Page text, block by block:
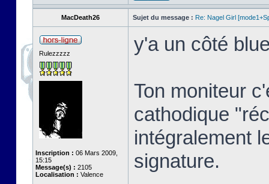
MacDeath26 Sujet du message : Re: Nagel Girl
Rulezzzzz
Inscription : 06 Mars 2009,
15:15
Message(s) : 2105
Localisation : Valence
y'a un côté
Ton moniteur
cathodique
intégralement
signature.